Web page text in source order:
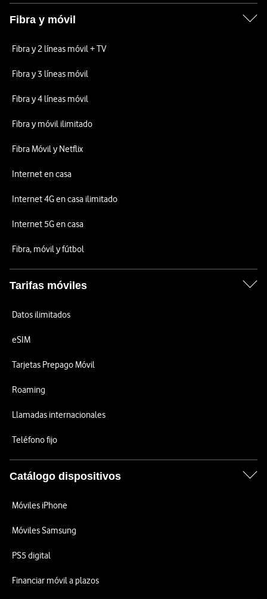
Fibra y móvil
Fibra y 2 líneas móvil + TV
Fibra y 3 líneas móvil
Fibra y 4 líneas móvil
Fibra y móvil ilimitado
Fibra Móvil y Netflix
Internet en casa
Internet 4G en casa ilimitado
Internet 5G en casa
Fibra, móvil y fútbol
Tarifas móviles
Datos ilimitados
eSIM
Tarjetas Prepago Móvil
Roaming
Llamadas internacionales
Teléfono fijo
Catálogo dispositivos
Móviles iPhone
Móviles Samsung
PS5 digital
Financiar móvil a plazos